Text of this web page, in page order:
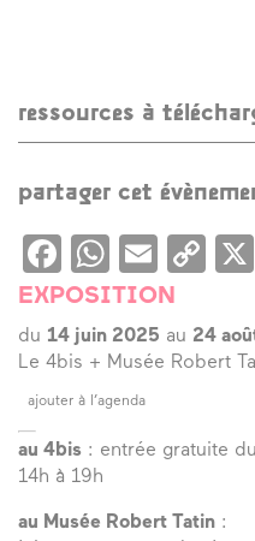
ressources à
Texte Petit-déjeuner au
et Anthea Lubat
Feuillet public - Musée
partager cet
Facebook
Email
EXPOSITION
du 14 juin 2025 au 24
Le 4bis + Musée Robert
ajouter à l’agenda
au 4bis : entrée gratuite
14h à 19h
au Musée Robert Tatin :